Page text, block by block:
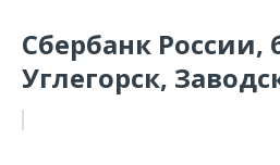
Сбербанк России,
Углегорск,